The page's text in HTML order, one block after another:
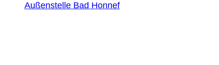
Außenstelle Bad Honnef